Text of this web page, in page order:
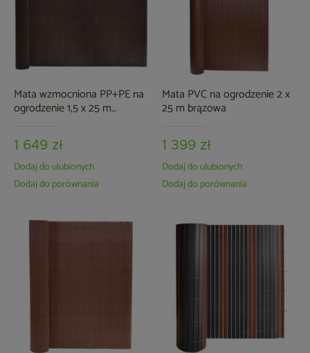
Mata wzmocniona PP+PE na
ogrodzenie 1,5 x 25 m
1 649 zł
Dodaj do ulubionych
Dodaj do porównania
Mata PVC na ogrodzenie 2 x
25 m brązowa
1 399 zł
Dodaj do ulubionych
Dodaj do porównania